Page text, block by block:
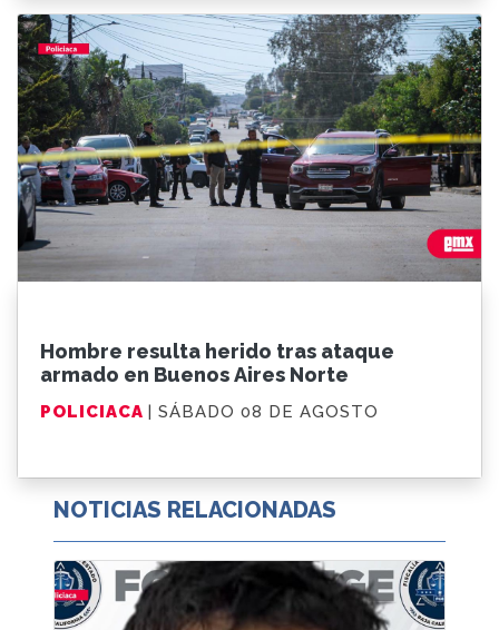
Hombre resulta herido tras ataque
armado en Buenos Aires Norte
POLICIACA | SÁBADO 08 DE AGOSTO
NOTICIAS RELACIONADAS